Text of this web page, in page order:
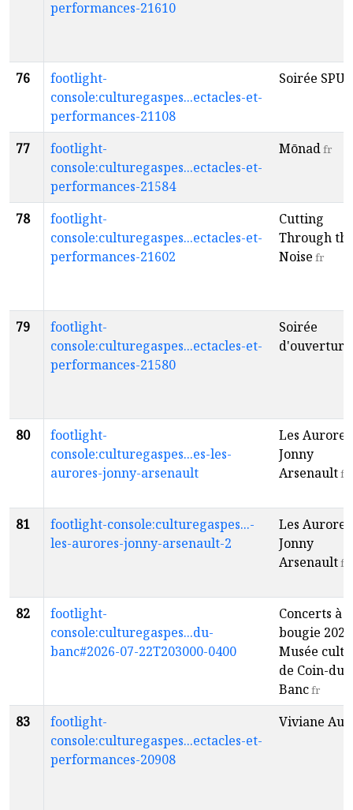
performances-21610
76
footlight-
console:culturegaspes...ectacles-et-
performances-21108
Soirée
77
footlight-
console:culturegaspes...ectacles-et-
performances-21584
Mōnadfr
78
footlight-
console:culturegaspes...ectacles-et-
performances-21602
Cutting
Through
Noise fr
79
footlight-
console:culturegaspes...ectacles-et-
performances-21580
Soirée
d'ouverture
80
footlight-
console:culturegaspes...es-les-
aurores-jonny-arsenault
Les
Jonny
Arsenaultfr
81
footlight-console:culturegaspes...-
les-aurores-jonny-arsenault-2
Les
Jonny
Arsenaultfr
82
footlight-
console:culturegaspes...du-
banc#2026-07-22T203000-0400
Concerts à
bougie
Musée
de Coin-du-
Bancfr
83
footlight-
console:culturegaspes...ectacles-et-
performances-20908
Viviane